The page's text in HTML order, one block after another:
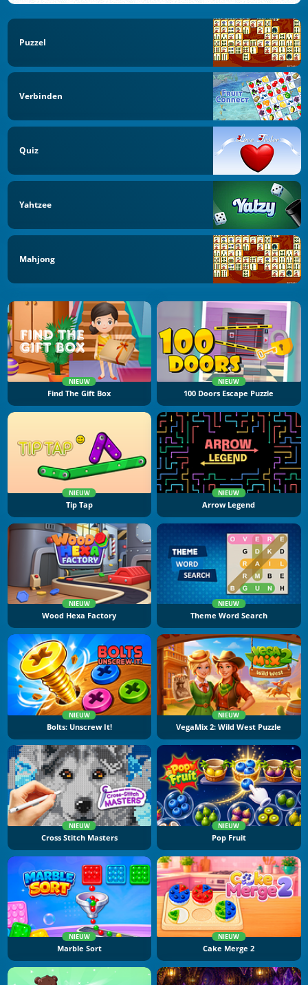
Puzzel
Verbinden
Quiz
Yahtzee
Mahjong
NIEUW
Find The Gift Box
NIEUW
100 Doors Escape Puzzle
NIEUW
Tip Tap
NIEUW
Arrow Legend
NIEUW
Wood Hexa Factory
NIEUW
Theme Word Search
NIEUW
Bolts: Unscrew It!
NIEUW
VegaMix 2: Wild West Puzzle
NIEUW
Cross Stitch Masters
NIEUW
Pop Fruit
NIEUW
Marble Sort
NIEUW
Cake Merge 2